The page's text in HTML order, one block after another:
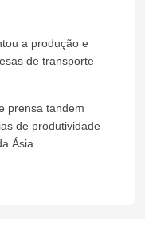
a produção e
de transporte
prensa tandem
de produtividade
Ásia.